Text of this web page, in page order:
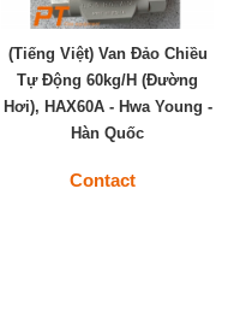
(Tiếng Việt) Van Đảo Chiều
Tự Động 60kg/h (Đường
Hơi), HAX60A - Hwa Young -
Hàn Quốc
Contact